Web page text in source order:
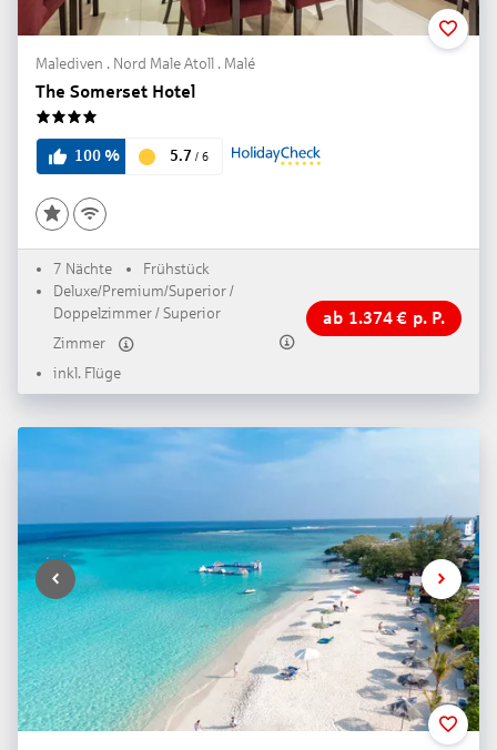
Malediven . Nord Male Atoll . Malé
The Somerset Hotel
100% 5.7 / 6
7 Nächte
Frühstück
Deluxe/Premium/Superior /
Doppelzimmer / Superior
Zimmer
inkl. Flüge
ab 1.374€ p. P.